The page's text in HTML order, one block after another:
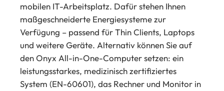
mobilen IT-Arbeitsplatz. Dafür stehen Ihnen
maßgeschneiderte Energiesysteme zur
Verfügung – passend für Thin Clients, Laptops
und weitere Geräte. Alternativ können Sie auf
den Onyx All-in-One-Computer setzen: ein
leistungsstarkes, medizinisch zertifiziertes
System (EN-60601), das Rechner und Monitor in